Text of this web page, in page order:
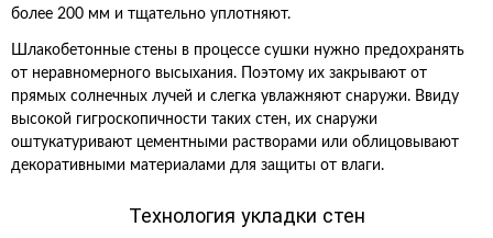
более 200 мм и тщательно уплотняют.
Шлакобетонные стены в процессе сушки нужно предохранять
от неравномерного высыхания. Поэтому их закрывают от
прямых солнечных лучей и слегка увлажняют снаружи. Ввиду
высокой гигроскопичности таких стен, их снаружи
оштукатуривают цементными растворами или облицовывают
декоративными материалами для защиты от влаги.
Технология укладки стен